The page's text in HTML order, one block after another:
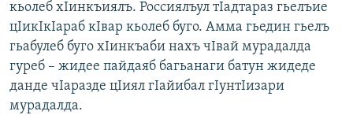
кьолеб хIинкъиялъ. Россиялъул тIадтараз гьелъие
цIикIкIараб кIвар кьолеб буго. Амма гьедин гьелъ
гьабулеб буго хIинкъаби нахъ чIвай мурадалда
гуреб – жидее пайдаяб багьанаги батун жидеде
данде чIаразде цIиял гIайибал гIунтIизари
мурадалда.